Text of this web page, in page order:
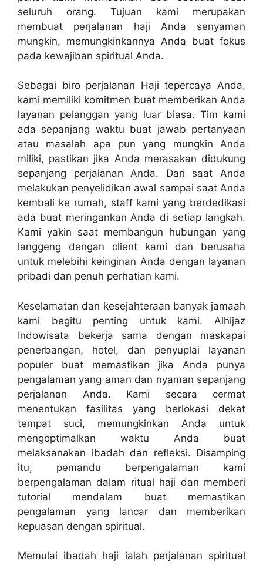
seluruh orang. Tujuan kami merupakan
membuat perjalanan haji Anda senyaman
mungkin, memungkinkannya Anda buat fokus
pada kewajiban spiritual Anda.
Sebagai biro perjalanan Haji tepercaya Anda,
kami memiliki komitmen buat memberikan Anda
layanan pelanggan yang luar biasa. Tim kami
ada sepanjang waktu buat jawab pertanyaan
atau masalah apa pun yang mungkin Anda
miliki, pastikan jika Anda merasakan didukung
sepanjang perjalanan Anda. Dari saat Anda
melakukan penyelidikan awal sampai saat Anda
kembali ke rumah, staff kami yang berdedikasi
ada buat meringankan Anda di setiap langkah.
Kami yakin saat membangun hubungan yang
langgeng dengan client kami dan berusaha
untuk melebihi keinginan Anda dengan layanan
pribadi dan penuh perhatian kami.
Keselamatan dan kesejahteraan banyak jamaah
kami begitu penting untuk kami. Alhijaz
Indowisata bekerja sama dengan maskapai
penerbangan, hotel, dan penyuplai layanan
populer buat memastikan jika Anda punya
pengalaman yang aman dan nyaman sepanjang
perjalanan Anda. Kami secara cermat
menentukan fasilitas yang berlokasi dekat
tempat suci, memungkinkan Anda untuk
mengoptimalkan waktu Anda buat
melaksanakan ibadah dan refleksi. Disamping
itu, pemandu berpengalaman kami
berpengalaman dalam ritual haji dan memberi
tutorial mendalam buat memastikan
pengalaman yang lancar dan memberikan
kepuasan dengan spiritual.
Memulai ibadah haji ialah perjalanan spiritual